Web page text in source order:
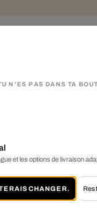
N'ES PAS DANS TA
et les options de livraison
CHANGER.